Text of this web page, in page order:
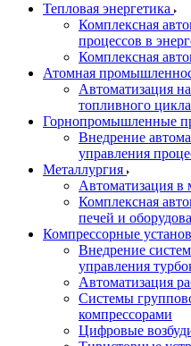
Тепловая энергетика
Комплексная
процессов в
Комплексная
Атомная
Автоматизация
топливного цикла
Горнопромышленные
Внедрение
управления
Металлургия
Автоматизация в
Комплексная
печей и
Компрессорные
Внедрение
управления
Автоматизация
Системы
компрессорами
Цифровые